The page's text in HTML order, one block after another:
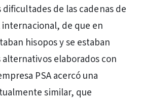
dificultades de las cadenas de
de que en
hisopos y se estaban
elaborados con
PSA acercó una
similar, que